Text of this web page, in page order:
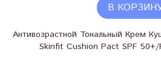
В
Антивозрастной Тональный Крем
Skinfit Cushion Pact SPF 50+/